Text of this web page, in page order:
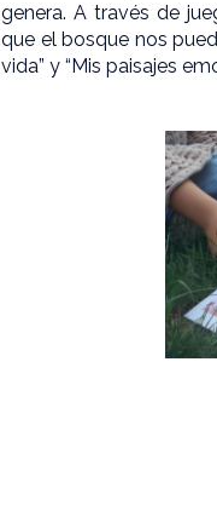
genera. A través de
que el bosque nos
vida” y “Mis paisajes